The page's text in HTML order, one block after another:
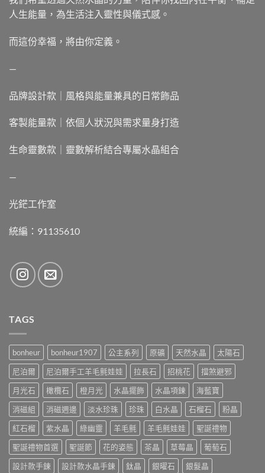
人生能量，為生活注入靈性與儀式感。
而這份幸福，將由你定義。
—
品牌設計款｜風格與能量兼具的日常飾品
客製能量款｜依個人狀況與需求量身打造
生命靈數款｜靈數解析結合專屬水晶組合
—
光鋩工作室
統編：91135610
TAGS
bonheur bonheur1907 公主系列 原礦 天然水晶
太陽石
尼泊爾
尼泊爾手工羊毛氈娃娃 拉長石 招桃花
擋煞避邪
月光石
橄欖石 橙月光 水晶擺飾 水晶項鍊
海藍寶
消磁組
消磁週邊 淡水珍珠 珍珠 白水晶 石榴石
粉晶
紅石榴
紫水晶 綠幽靈 羊毛氈 羊毛氈娃娃
聖誕禮物
聖誕禮物首選
聖誕節 花的姿態 茶晶 草莓晶
葡萄石
設計款手鍊
設計款水晶手鍊 鈦晶 銀曜石 銀髮晶